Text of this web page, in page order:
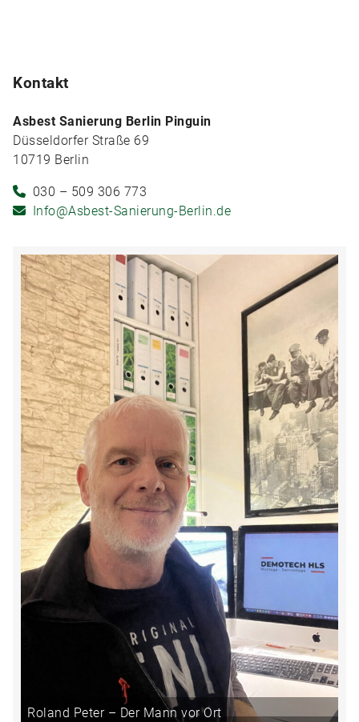
Kontakt
Asbest Sanierung Berlin Pinguin
Düsseldorfer Straße 69
10719 Berlin
030 – 509 306 773
Info@Asbest-Sanierung-Berlin.de
Roland Peter – Der Mann vor Ort